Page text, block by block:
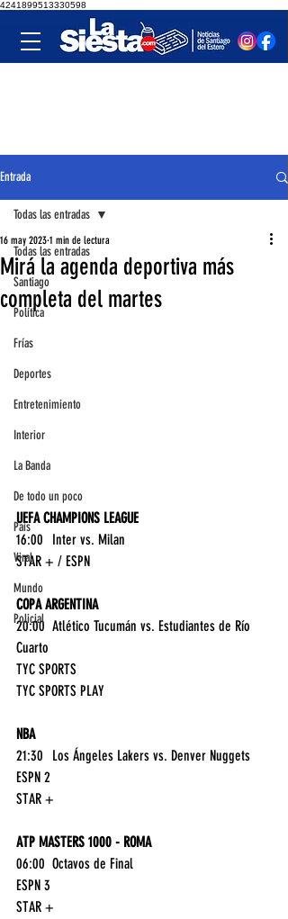
4241899513330598
Entrada
Todas las entradas
Santiago
Política
Frías
Deportes
Entretenimiento
Interior
La Banda
De todo un poco
País
Viral
Mundo
Policial
Todas las entradas
Mirá la agenda deportiva más
completa del martes
16 may 2023 1 min de lectura
UEFA CHAMPIONS LEAGUE
STAR + / ESPN
COPA ARGENTINA
20:00	Atlético Tucumán vs. Estudiantes de Río
TYC SPORTS
TYC SPORTS PLAY
NBA
ESPN 2
STAR +
ATP MASTERS 1000 - ROMA
ESPN 3
STAR +